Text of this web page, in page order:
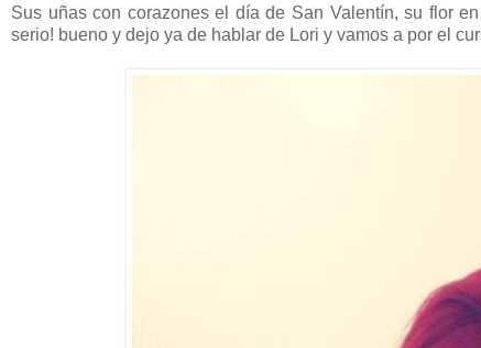
Sus uñas con corazones el día de San Valentín, su flor
serio! bueno y dejo ya de hablar de Lori y vamos a por el